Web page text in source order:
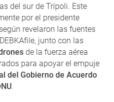
del sur de Trípoli. Este
por el presidente
según revelaron las fuentes
junto con las
de la fuerza aérea
para apoyar el empuje
del Gobierno de Acuerdo
.